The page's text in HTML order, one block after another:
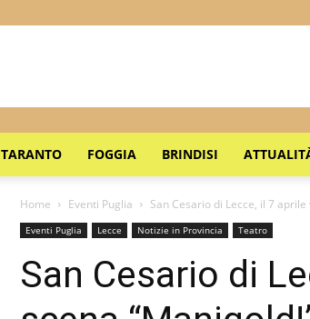
TARANTO FOGGIA BRINDISI
Home Eventi Puglia San Cesario di Lecce, il 7 aprile
Eventi Puglia Lecce Notizie in Provincia Teatro
San Cesario di